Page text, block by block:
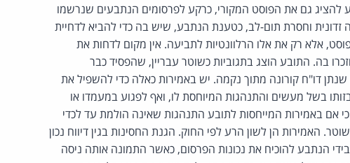
גם את הפוסט המקורי, כרקע לפרסומים הנתבעים שנרשמו
וחסרת תום-לב, כטענת הנתבע, שיש בה כדי להביא לדחיית
אלא רק את אלו הרלוונטיות לתביעה. אין מקום לדחות את
בה. התובע הוצג בתגוביות כשוטר עבריין, שהפסיד כבר
דו"ח קורונה מתוך נקמה. יש באמירות כאלה כדי להשפיל את
בשל מעשים והתנהגות המיוחסת לו, ואף לפגוע במעמדו או
אם באמירות המייחסות לתובע התנהגות שאינה הולמת עד לכדי
האמירות הן לשון הרע לפי החוק. הגנת החסינות בגין דיווח נכון
הנתבע להוכיח את נכונות הפרסום, כאשר התמונה אותה ניסה